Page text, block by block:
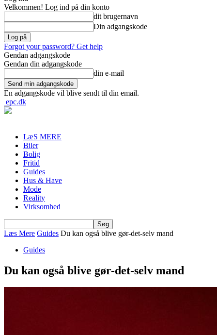
Velkommen! Log ind på din konto
dit brugernavn
Din adgangskode
Forgot your password? Get help
Gendan adgangskode
Gendan din adgangskode
din e-mail
En adgangskode vil blive sendt til din email.
epc.dk
LæS MERE
Biler
Bolig
Fritid
Guides
Hus & Have
Mode
Reality
Virksomhed
Læs Mere Guides Du kan også blive gør-det-selv mand
Guides
Du kan også blive gør-det-selv mand